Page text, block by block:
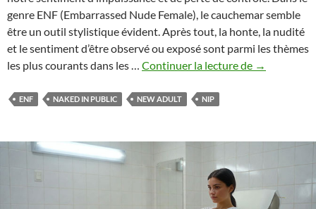
genre ENF (Embarrassed Nude Female), le cauchemar semble
être un outil stylistique évident. Après tout, la honte, la nudité
et le sentiment d’être observé ou exposé sont parmi les thèmes
les plus courants dans les … Continuer la lecture de Le
suspense
→
ENF NAKED IN PUBLIC NEW ADULT NIP